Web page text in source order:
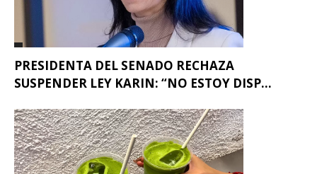
PRESIDENTA DEL SENADO RECHAZA
SUSPENDER LEY KARIN: “NO ESTOY DISP...